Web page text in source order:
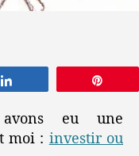
eu une
moi : investir ou